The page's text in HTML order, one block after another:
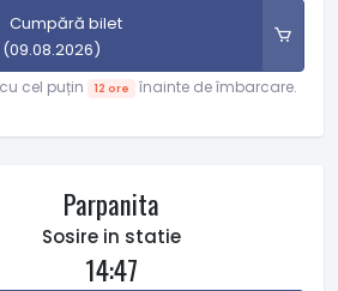
Cumpără bilet
(09.08.2026)
cel puțin 12 ore înainte de îmbarcare.
Parpanita
Sosire in statie
14:47